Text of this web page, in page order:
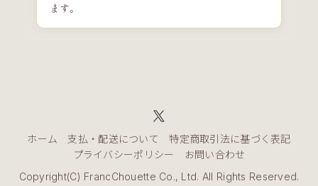
ます。
ホーム 支払・配送について
特定商取引法に基づく表記
プライバシーポリシー
お問い合わせ
Copyright(C) FrancChouette Co., Ltd. All Rights Reserved.